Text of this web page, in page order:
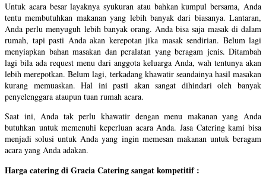
Untuk acara besar layaknya syukuran atau bahkan kumpul bersama, Anda
tentu membutuhkan makanan yang lebih banyak dari biasanya. Lantaran,
Anda perlu menyuguh lebih banyak orang. Anda bisa saja masak di dalam
rumah, tapi pasti Anda akan kerepotan jika masak sendirian. Belum lagi
menyiapkan bahan masakan dan peralatan yang beragam jenis. Ditambah
lagi bila ada request menu dari anggota keluarga Anda, wah tentunya akan
lebih merepotkan. Belum lagi, terkadang khawatir seandainya hasil masakan
kurang memuaskan. Hal ini pasti akan sangat dihindari oleh banyak
penyelenggara ataupun tuan rumah acara.
Saat ini, Anda tak perlu khawatir dengan menu makanan yang Anda
butuhkan untuk memenuhi keperluan acara Anda. Jasa Catering kami bisa
menjadi solusi untuk Anda yang ingin memesan makanan untuk beragam
acara yang Anda adakan.
Harga catering di Gracia Catering sangat kompetitif :